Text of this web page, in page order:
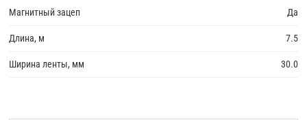
Магнитный зацеп Да
Длина, м 7.5
Ширина ленты, мм 30.0